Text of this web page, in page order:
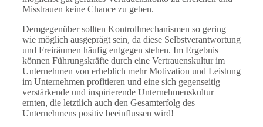
Misstrauen keine Chance zu geben.
Demgegenüber sollten Kontrollmechanismen so gering
wie möglich ausgeprägt sein, da diese Selbstverantwortung
und Freiräumen häufig entgegen stehen. Im Ergebnis
können Führungskräfte durch eine Vertrauenskultur im
Unternehmen von erheblich mehr Motivation und Leistung
im Unternehmen profitieren und eine sich gegenseitig
verstärkende und inspirierende Unternehmenskultur
ernten, die letztlich auch den Gesamterfolg des
Unternehmens positiv beeinflussen wird!